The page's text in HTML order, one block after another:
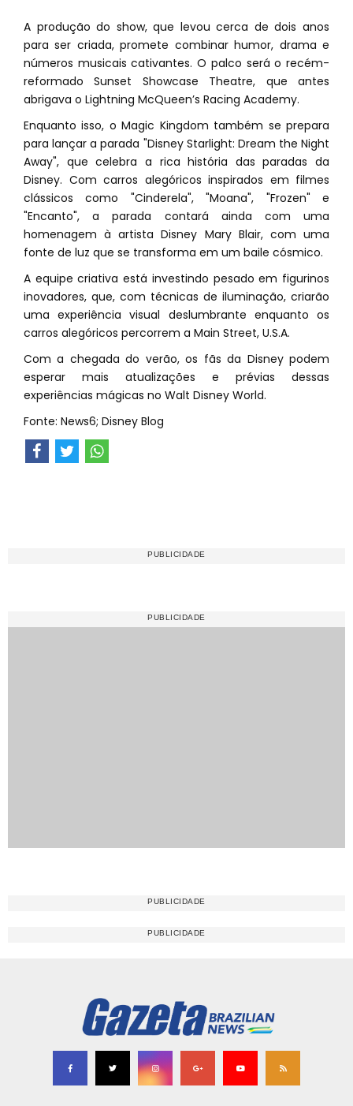
A produção do show, que levou cerca de dois anos
para ser criada, promete combinar humor, drama e
números musicais cativantes. O palco será o recém-
reformado Sunset Showcase Theatre, que antes
abrigava o Lightning McQueen’s Racing Academy.
Enquanto isso, o Magic Kingdom também se prepara
para lançar a parada "Disney Starlight: Dream the Night
Away", que celebra a rica história das paradas da
Disney. Com carros alegóricos inspirados em filmes
clássicos como "Cinderela", "Moana", "Frozen" e
"Encanto", a parada contará ainda com uma
homenagem à artista Disney Mary Blair, com uma
fonte de luz que se transforma em um baile cósmico.
A equipe criativa está investindo pesado em figurinos
inovadores, que, com técnicas de iluminação, criarão
uma experiência visual deslumbrante enquanto os
carros alegóricos percorrem a Main Street, U.S.A.
Com a chegada do verão, os fãs da Disney podem
esperar mais atualizações e prévias dessas
experiências mágicas no Walt Disney World.
Fonte: News6; Disney Blog